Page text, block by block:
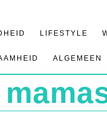
LIFESTYLE
ALGEMEEN